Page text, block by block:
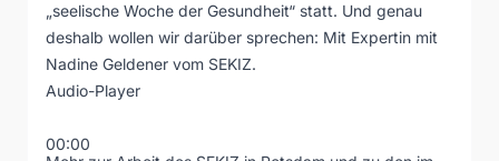
„seelische Woche der Gesundheit“ statt. Und genau
deshalb wollen wir darüber sprechen: Mit Expertin mit
Nadine Geldener vom SEKIZ.
Audio-Player
00:00